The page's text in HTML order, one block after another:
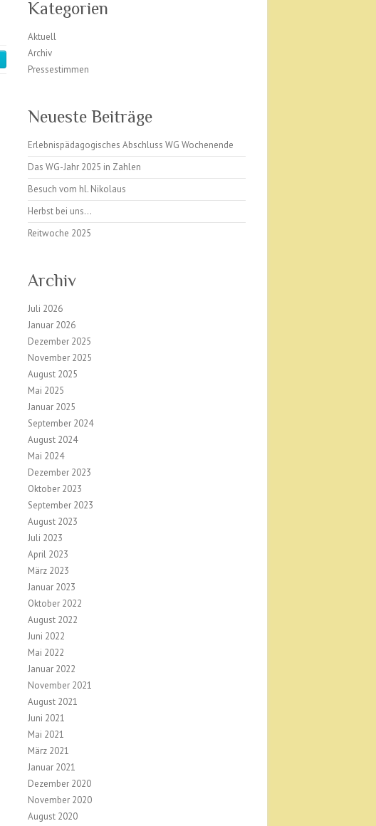
Kategorien
Aktuell
Archiv
Pressestimmen
Neueste Beiträge
Erlebnispädagogisches Abschluss WG Wochenende
Das WG-Jahr 2025 in Zahlen
Besuch vom hl. Nikolaus
Herbst bei uns…
Reitwoche 2025
Archiv
Juli 2026
Januar 2026
Dezember 2025
November 2025
August 2025
Mai 2025
Januar 2025
September 2024
August 2024
Mai 2024
Dezember 2023
Oktober 2023
September 2023
August 2023
Juli 2023
April 2023
März 2023
Januar 2023
Oktober 2022
August 2022
Juni 2022
Mai 2022
Januar 2022
November 2021
August 2021
Juni 2021
Mai 2021
März 2021
Januar 2021
Dezember 2020
November 2020
August 2020